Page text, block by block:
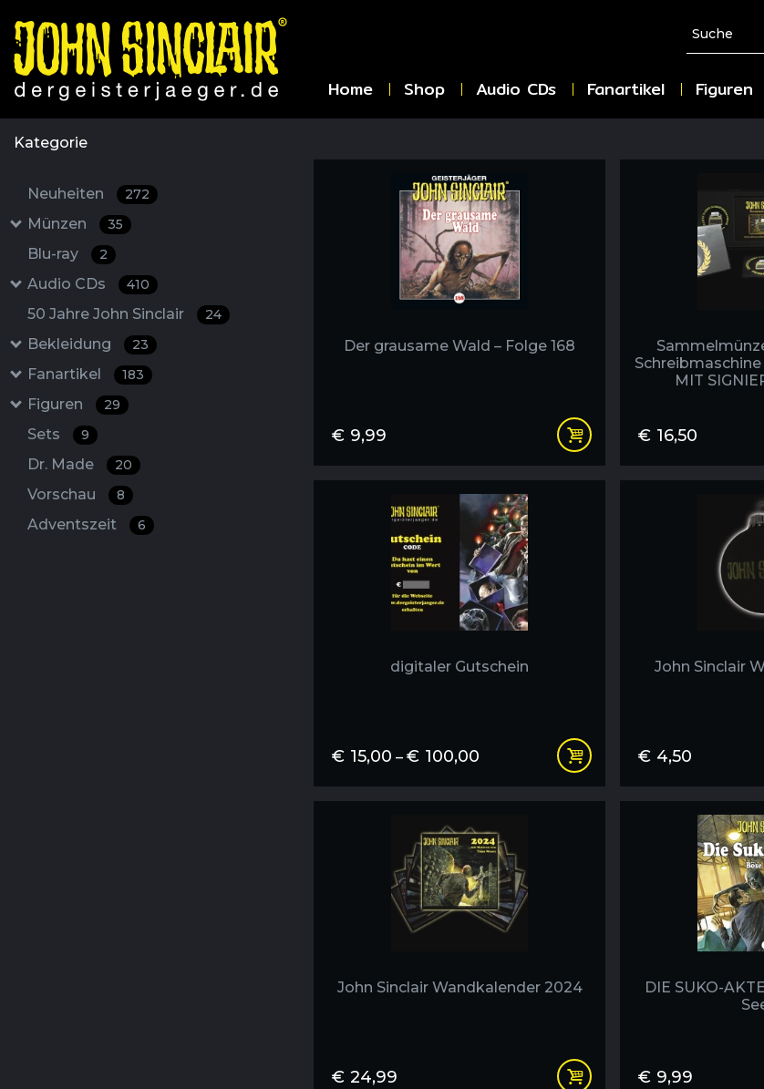
Home Shop Audio CDs Fanartikel Figuren
Kategorie
Neuheiten 272
Münzen 35
Blu-ray 2
Audio CDs 410
50 Jahre John Sinclair 24
Bekleidung 23
Fanartikel 183
Figuren 29
Sets 9
Dr. Made 20
Vorschau 8
Adventszeit 6
Der grausame Wald – Folge 168
€ 9,99
MIT
€ 16,50
digitaler Gutschein
€ 15,00 – € 100,00 Preisspanne:
bis
John Sinclair
€ 4,50
John Sinclair Wandkalender 2024
€ 24,99
DIE SUKO-
€ 9,99